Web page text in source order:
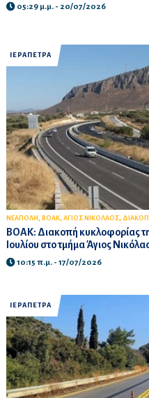
05:29 μ.μ. - 20/07/2026
ΙΕΡΑΠΕΤΡΑ
ΝΕΑΠΟΛΗ , ΒΟΑΚ, ΑΓΙΟΣ ΝΙΚΟΛΑΟΣ,
ΒΟΑΚ: Διακοπή κυκλοφορίας
Ιουλίου στο τμήμα Άγιος
10:15 π.μ. - 17/07/2026
ΙΕΡΑΠΕΤΡΑ